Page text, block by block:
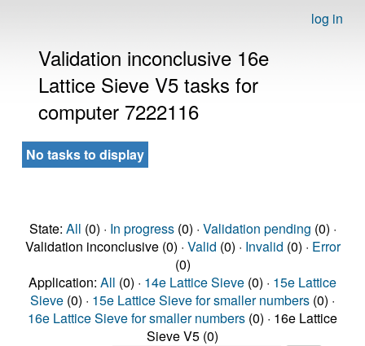
log in
Validation inconclusive 16e
Lattice Sieve V5 tasks for
computer 7222116
No tasks to display
State: All (0) · In progress(0) · Validation pending (0) ·
Validation inconclusive (0) · Valid (0) · Invalid (0) · Error
(0)
Application: All (0) · 14e Lattice Sieve (0) · 15e Lattice
Sieve (0) · 15e Lattice Sieve for smaller numbers (0) ·
16e Lattice Sieve for smaller numbers (0) · 16e Lattice
Sieve V5 (0)